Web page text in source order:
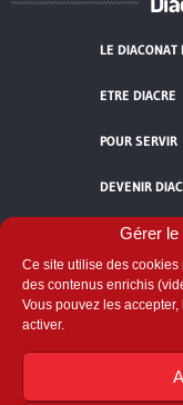
Gérer
Ce site utilise des
des contenus enrichis
Vous pouvez les
activer.
LE DIACONAT
ETRE DIACRE
POUR SERVIR
DEVENIR
ACCUEIL